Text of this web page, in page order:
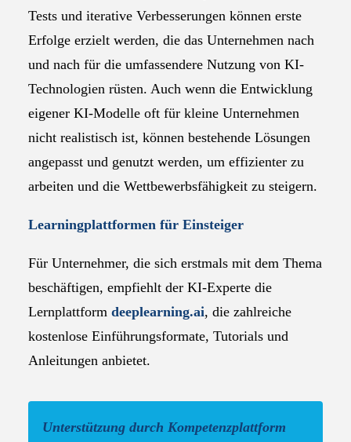
Tests und iterative Verbesserungen können erste
Erfolge erzielt werden, die das Unternehmen nach
und nach für die umfassendere Nutzung von KI-
Technologien rüsten. Auch wenn die Entwicklung
eigener KI-Modelle oft für kleine Unternehmen
nicht realistisch ist, können bestehende Lösungen
angepasst und genutzt werden, um effizienter zu
arbeiten und die Wettbewerbsfähigkeit zu steigern.
Learningplattformen für Einsteiger
Für Unternehmer, die sich erstmals mit dem Thema
beschäftigen, empfiehlt der KI-Experte die
Lernplattform deeplearning.ai, die zahlreiche
kostenlose Einführungsformate, Tutorials und
Anleitungen anbietet.
Unterstützung durch Kompetenzplattform